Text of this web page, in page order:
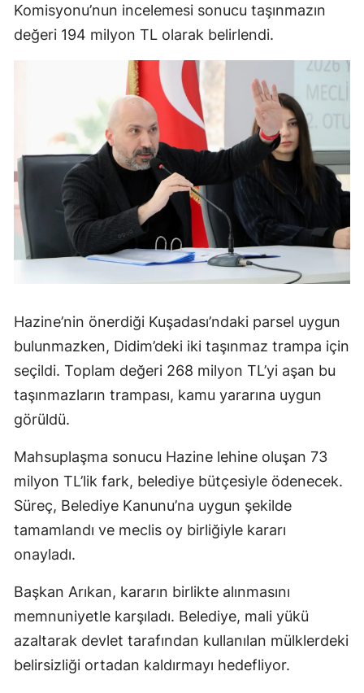
Komisyonu’nun incelemesi sonucu taşınmazın
değeri 194 milyon TL olarak belirlendi.
Hazine’nin önerdiği Kuşadası’ndaki parsel uygun
bulunmazken, Didim’deki iki taşınmaz trampa için
seçildi. Toplam değeri 268 milyon TL’yi aşan bu
taşınmazların trampası, kamu yararına uygun
görüldü.
Mahsuplaşma sonucu Hazine lehine oluşan 73
milyon TL’lik fark, belediye bütçesiyle ödenecek.
Süreç, Belediye Kanunu’na uygun şekilde
tamamlandı ve meclis oy birliğiyle kararı
onayladı.
Başkan Arıkan, kararın birlikte alınmasını
memnuniyetle karşıladı. Belediye, mali yükü
azaltarak devlet tarafından kullanılan mülklerdeki
belirsizliği ortadan kaldırmayı hedefliyor.